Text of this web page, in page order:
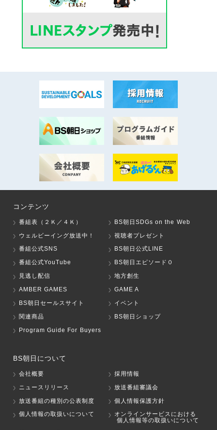
コンテンツ
番組表（２Ｋ／４Ｋ）
BS朝日SDGs on the Web
ウェルビーイング放送中！
視聴者プレゼント
番組公式SNS
BS朝日公式LINE
番組公式YouTube
BS朝日エピソード０
見逃し配信
地方創生
AMBER GAMES
GAME A
BS朝日セールスサイト
イベント
関連商品
BS朝日ショップ
Program Guide For Buyers
BS朝日について
会社概要
採用情報
ニュースリリース
放送番組審議会
放送番組の種別の公表制度
個人情報保護方針
個人情報の取扱いについて
オンラインサービスにおける
個人情報等の取扱いについて